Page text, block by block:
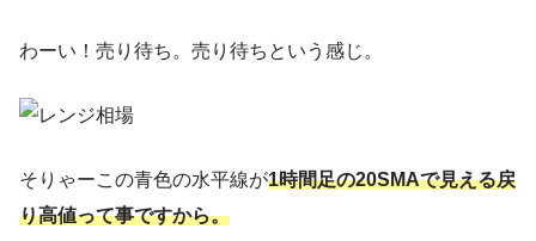
わーい！売り待ち。売り待ちという感じ。
そりゃーこの青色の水平線が1時間足の20SMAで見える戻
り高値って事ですから。